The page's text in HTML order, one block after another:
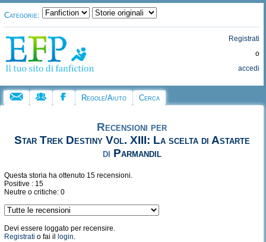
Categorie:
Registrati
o
accedi
Regole/Aiuto Cerca
Recensioni per
Star Trek Destiny Vol. XIII: La scelta di Astarte
di Parmandil
Questa storia ha ottenuto 15 recensioni.
Positive : 15
Neutre o critiche: 0
Devi essere loggato per recensire.
Registrati o fai il login.